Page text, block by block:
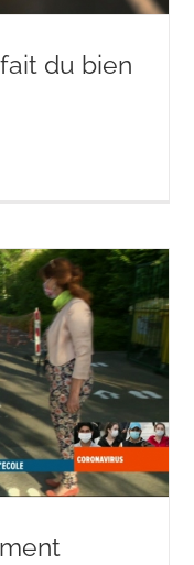
du bien